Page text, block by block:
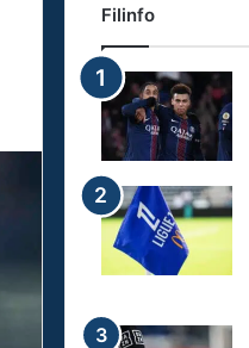
Filinfo